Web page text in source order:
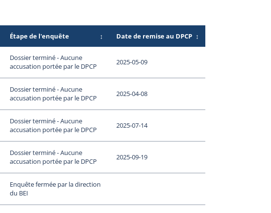
Étape de l'enquête ↕ Date de remise au DPCP ↕
Dossier terminé - Aucune
accusation portée par le DPCP
2025-05-09
Dossier terminé - Aucune
accusation portée par le DPCP
2025-04-08
Dossier terminé - Aucune
accusation portée par le DPCP
2025-07-14
Dossier terminé - Aucune
accusation portée par le DPCP
2025-09-19
Enquête fermée par la direction
du BEI